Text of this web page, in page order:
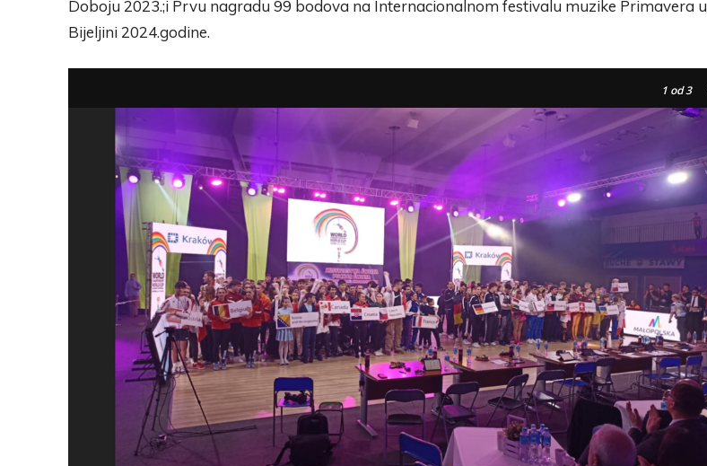
Doboju 2023.;i Prvu nagradu 99 bodova na Internacionalnom festivalu muzike Primavera u
Bijeljini 2024.godine.
1 od 3